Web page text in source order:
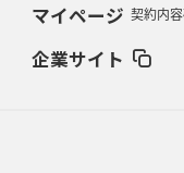
2026年1月29日(木)更新
日本協会、35年W杯招致
マイページ 契約内
企業サイト